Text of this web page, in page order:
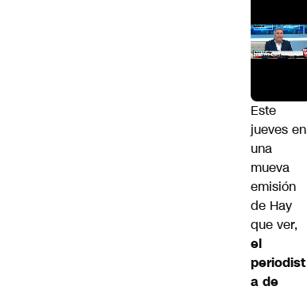
Este
jueves en
una
mueva
emisión
de Hay
que ver,
el
periodist
a de